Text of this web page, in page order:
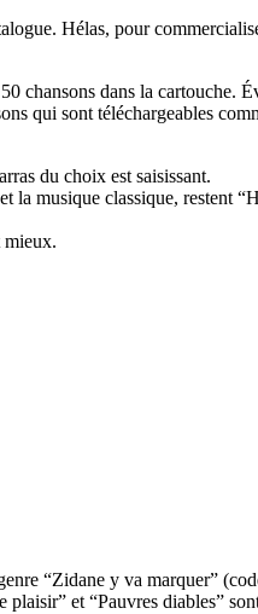
Hélas, pour
chansons dans la cartouche.
qui sont téléchargeables
du choix est saisissant.
la musique classique, restent
mieux.
“Zidane y va marquer”
et “Pauvres diables”